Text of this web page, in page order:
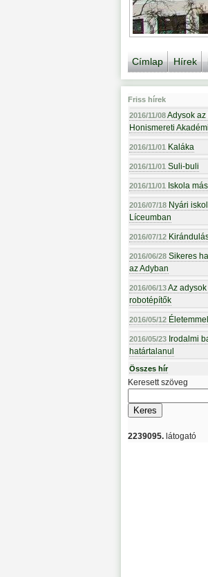
Címlap Hírek
Friss hírek
2016/11/08Adysok az
Honismereti
2016/11/01 Kaláka
2016/11/01 Suli-buli
2016/11/01 Iskola
2016/07/18 Nyári
Líceumban
2016/07/12
2016/06/28 Sikeres
az Adyban
2016/06/13Az
robotépítők
2016/05/12
2016/05/23 Irodalmi
határtalanul
Összes hír
Keresett szöveg
2239095. látogató